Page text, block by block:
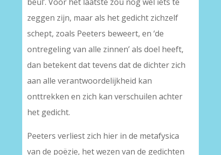
zeggen zijn, maar als het gedicht zichzelf
schept, zoals Peeters beweert, en ‘de
ontregeling van alle zinnen’ als doel heeft,
dan betekent dat tevens dat de dichter zich
aan alle verantwoordelijkheid kan
onttrekken en zich kan verschuilen achter
het gedicht.
Peeters verliest zich hier in de metafysica
van de poëzie, het wezen van de gedichten